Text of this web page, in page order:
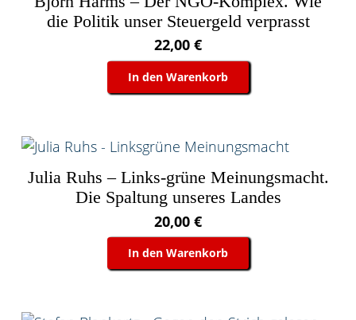
die Politik unser Steuergeld verprasst
22,00 €
In den Warenkorb
Julia Ruhs – Links-grüne Meinungsmacht.
Die Spaltung unseres Landes
20,00 €
In den Warenkorb